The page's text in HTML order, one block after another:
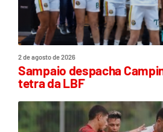
2 de agosto de 2026
Sampaio despacha
tetra da LBF